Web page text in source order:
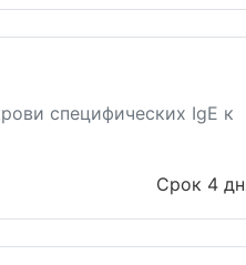
специфических IgE к
Срок 4